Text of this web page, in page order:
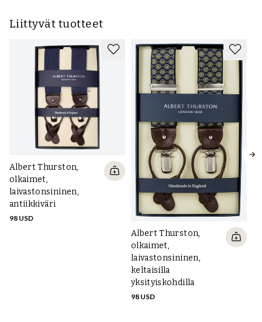
Liittyvät tuotteet
Albert Thurston,
olkaimet,
laivastonsininen,
antiikkiväri
98 USD
Albert Thurston,
olkaimet,
laivastonsininen,
keltaisilla
yksityiskohdilla
98 USD